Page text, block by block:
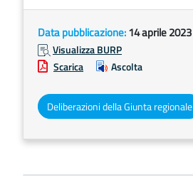
Data pubblicazione:14 aprile 2023
Visualizza BURP
Scarica
Ascolta
Deliberazioni della Giunta regionale